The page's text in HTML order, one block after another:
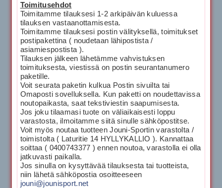
Toimitusehdot
Toimitamme tilauksesi 1-2 arkipäivän kuluessa
tilauksen vastaanottamisesta.
Toimitamme tilauksesi postin välityksellä, toimitukset
postipakettina ( noudetaan lähipostista /
asiamiespostista ).
Tilauksen jälkeen lähetämme vahvistuksen
toimituksesta, viestissä on postin seurantanumero
paketille.
Voit seurata paketin kulkua Postin sivuilta tai
Omaposti sovelluksella. Kun paketti on noudettavissa
noutopaikasta, saat tekstiviestin saapumisesta.
Jos joku tilaamasi tuote on väliaikaisesti loppu
varastosta, ilmoitamme siitä sinulle sähköpostitse.
Voit myös noutaa tuotteen Jouni-Sportin varastolta /
toimistolta ( Laturitie 14 HYLLYKALLIO ). Kannattaa
soittaa ( 0400743377 ) ennen noutoa, varastolla ei olla
jatkuvasti paikalla.
Jos sinulla on kysyttävää tilauksesta tai tuotteista,
niin lähetä sähköpostia osoitteeseen
jouni@jounisport.net